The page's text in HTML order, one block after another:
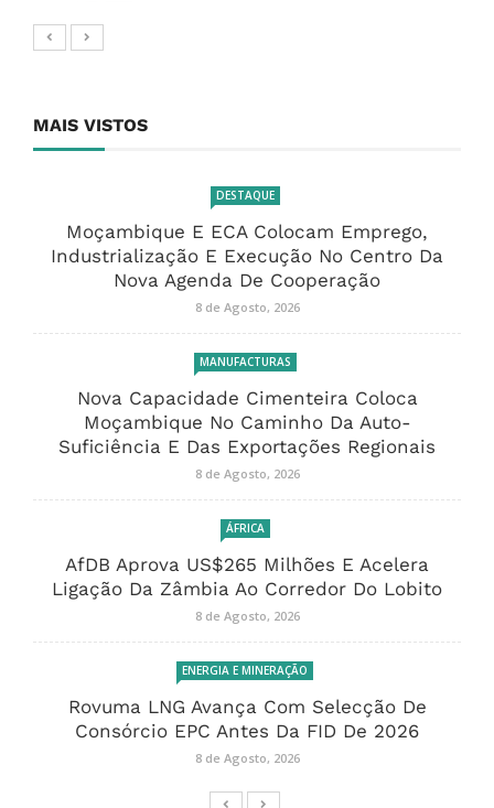
MAIS VISTOS
DESTAQUE
Moçambique E ECA Colocam Emprego,
Industrialização E Execução No Centro Da
Nova Agenda De Cooperação
8 de Agosto, 2026
MANUFACTURAS
Nova Capacidade Cimenteira Coloca
Moçambique No Caminho Da Auto-
Suficiência E Das Exportações Regionais
8 de Agosto, 2026
ÁFRICA
AfDB Aprova US$265 Milhões E Acelera
Ligação Da Zâmbia Ao Corredor Do Lobito
8 de Agosto, 2026
ENERGIA E MINERAÇÃO
Rovuma LNG Avança Com Selecção De
Consórcio EPC Antes Da FID De 2026
8 de Agosto, 2026